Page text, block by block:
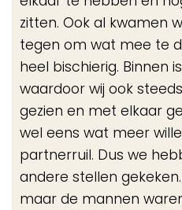
zitten. Ook al kwamen
tegen om wat mee te
heel bischierig. Binnen
waardoor wij ook
gezien en met elkaar
wel eens wat meer
partnerruil. Dus we
andere stellen
maar de mannen